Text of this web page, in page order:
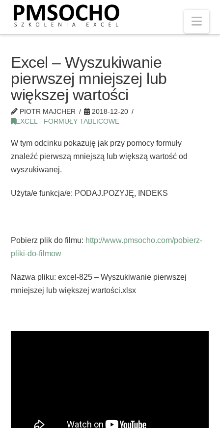
Excel – Wyszukiwanie
pierwszej mniejszej lub
większej wartości
PIOTR MAJCHER
2018-12-20
EXCEL - FORMUŁY TABLICOWE
W tym odcinku pokazuję jak przy pomocy formuły
znaleźć pierwszą mniejszą lub większą wartość od
wyszukiwanej.
Użyta/e funkcja/e: PODAJ.POZYJĘ, INDEKS
Pobierz plik do filmu: http://www.pmsocho.com/pobierz-
pliki-do-filmow
Nazwa pliku: excel-825 – Wyszukiwanie pierwszej
mniejszej lub większej wartości.xlsx